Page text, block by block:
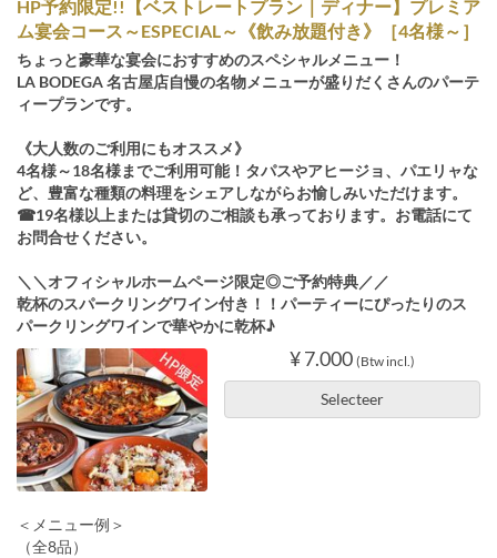
HP予約限定!!【ベストレートプラン｜ディナー】プレミア
ム宴会コース～ESPECIAL～《飲み放題付き》［4名様～］
ちょっと豪華な宴会におすすめのスペシャルメニュー！
LA BODEGA 名古屋店自慢の名物メニューが盛りだくさんのパーテ
ィープランです。
《大人数のご利用にもオススメ》
4名様～18名様までご利用可能！タパスやアヒージョ、パエリャな
ど、豊富な種類の料理をシェアしながらお愉しみいただけます。
☎19名様以上または貸切のご相談も承っております。お電話にて
お問合せください。
＼＼オフィシャルホームページ限定◎ご予約特典／／
乾杯のスパークリングワイン付き！！パーティーにぴったりのス
パークリングワインで華やかに乾杯♪
¥ 7.000 (Btw incl.)
Selecteer
＜メニュー例＞
（全8品）